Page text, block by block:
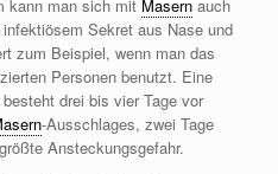
kann man sich mit Masern auch
Sekret aus Nase und
zum Beispiel, wenn man das
Personen benutzt. Eine
drei bis vier Tage vor
-Ausschlages, zwei Tage
Ansteckungsgefahr.